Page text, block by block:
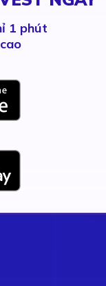
1 phút